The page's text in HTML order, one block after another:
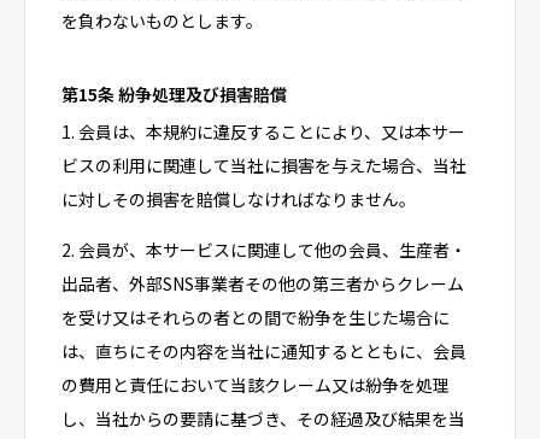
を負わないものとします。
第15条 紛争処理及び損害賠償
1. 会員は、本規約に違反することにより、又は本サー
ビスの利用に関連して当社に損害を与えた場合、当社
に対しその損害を賠償しなければなりません。
2. 会員が、本サービスに関連して他の会員、生産者・
出品者、外部SNS事業者その他の第三者からクレーム
を受け又はそれらの者との間で紛争を生じた場合に
は、直ちにその内容を当社に通知するとともに、会員
の費用と責任において当該クレーム又は紛争を処理
し、当社からの要請に基づき、その経過及び結果を当